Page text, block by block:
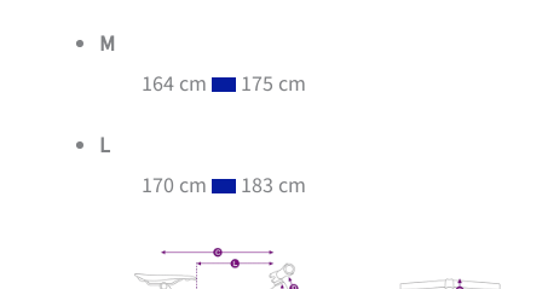
M
164 cm
175 cm
L
170 cm
183 cm